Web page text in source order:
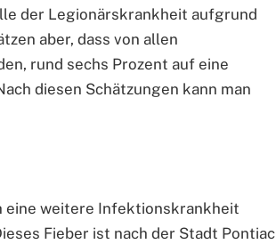
der Legionärskrankheit aufgrund
aber, dass von allen
rund sechs Prozent auf eine
diesen Schätzungen kann man
eine weitere Infektionskrankheit
Fieber ist nach der Stadt Pontiac